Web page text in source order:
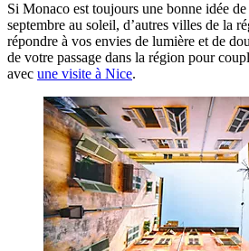
Si Monaco est toujours une bonne idée
septembre au soleil, d’autres villes de la
répondre à vos envies de lumière et de
de votre passage dans la région pour
avec une visite à Nice.